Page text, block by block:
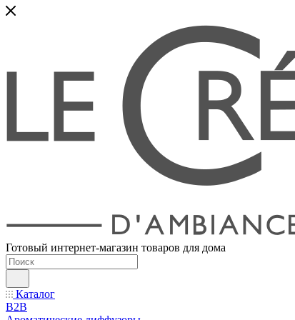
Готовый интернет-магазин товаров для дома
Каталог
B2B